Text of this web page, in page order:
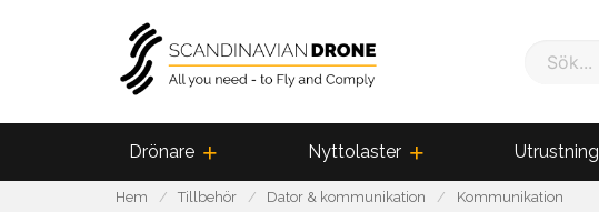
Sök...
Drönare Nyttolaster Utrustning
Hem Tillbehör Dator & kommunikation Kommunikation